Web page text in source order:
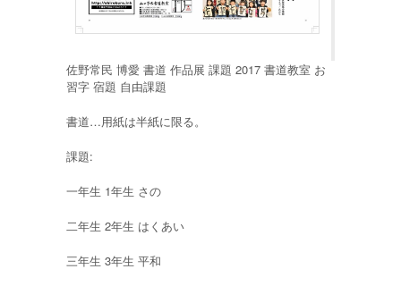
佐野常民 博愛 書道 作品展 課題 2017 書道教室 お
習字 宿題 自由課題
書道…用紙は半紙に限る。
課題:
一年生 1年生 さの
二年生 2年生 はくあい
三年生 3年生 平和